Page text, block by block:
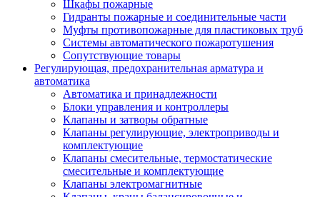
Шкафы пожарные
Гидранты пожарные и соединительные части
Муфты противопожарные для пластиковых труб
Системы автоматического пожаротушения
Сопутствующие товары
Регулирующая, предохранительная арматура и
автоматика
Автоматика и принадлежности
Блоки управления и контроллеры
Клапаны и затворы обратные
Клапаны регулирующие, электроприводы и
комплектующие
Клапаны смесительные, термостатические
смесительные и комплектующие
Клапаны электромагнитные